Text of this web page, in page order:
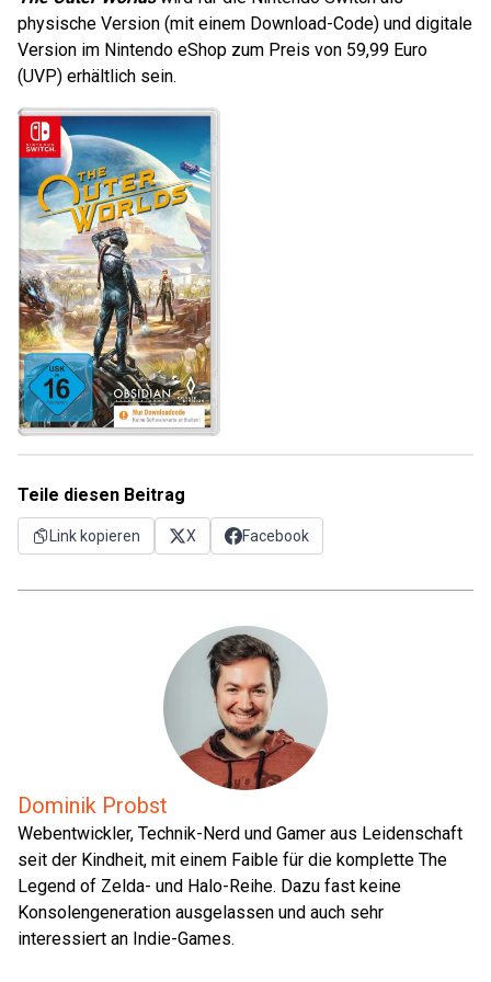
physische Version (mit einem Download-Code) und digitale
Version im Nintendo eShop zum Preis von 59,99 Euro
(UVP) erhältlich sein.
Teile diesen Beitrag
Link kopieren X Facebook
Dominik Probst
Webentwickler, Technik-Nerd und Gamer aus Leidenschaft
seit der Kindheit, mit einem Faible für die komplette The
Legend of Zelda- und Halo-Reihe. Dazu fast keine
Konsolengeneration ausgelassen und auch sehr
interessiert an Indie-Games.